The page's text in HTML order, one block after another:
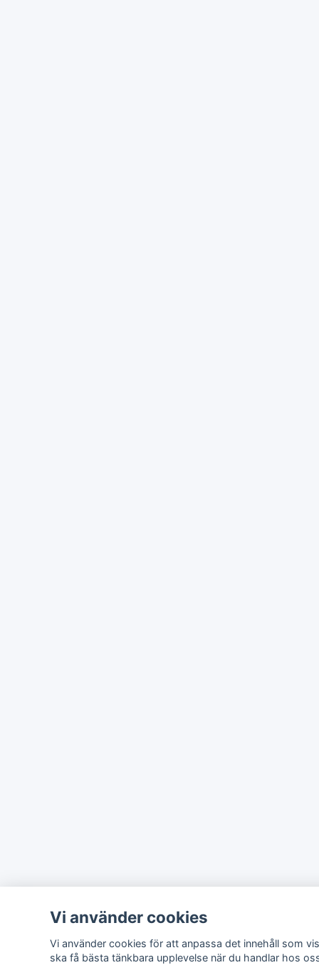
Vi använder cookies
Vi använder cookies för att anpassa det innehåll som
ska få bästa tänkbara upplevelse när du handlar hos